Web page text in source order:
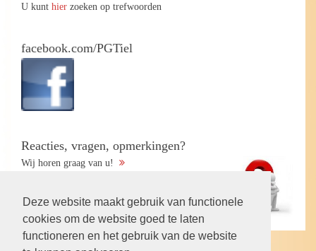
Deze website maakt gebruik van functionele
cookies om de website goed te laten
functioneren en het gebruik van de website
U kunt hier zoeken op trefwoorden
facebook.com/PGTiel
Reacties, vragen, opmerkingen?
Wij horen graag van u!